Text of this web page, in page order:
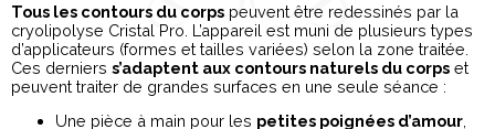
Tous les contours du corps peuvent être redessinés par la
cryolipolyse Cristal Pro. L’appareil est muni de plusieurs types
d’applicateurs (formes et tailles variées) selon la zone traitée.
Ces derniers s’adaptent aux contours naturels du corps et
peuvent traiter de grandes surfaces en une seule séance :
Une pièce à main pour les petites poignées d’amour